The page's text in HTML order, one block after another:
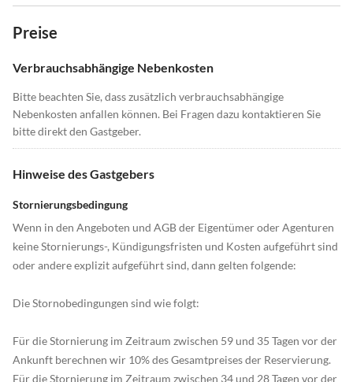
Preise
Verbrauchsabhängige Nebenkosten
Bitte beachten Sie, dass zusätzlich verbrauchsabhängige
Nebenkosten anfallen können. Bei Fragen dazu kontaktieren Sie
bitte direkt den Gastgeber.
Hinweise des Gastgebers
Stornierungsbedingung
Wenn in den Angeboten und AGB der Eigentümer oder Agenturen
keine Stornierungs-, Kündigungsfristen und Kosten aufgeführt sind
oder andere explizit aufgeführt sind, dann gelten folgende:
Die Stornobedingungen sind wie folgt:
Für die Stornierung im Zeitraum zwischen 59 und 35 Tagen vor der
Ankunft berechnen wir 10% des Gesamtpreises der Reservierung.
Für die Stornierung im Zeitraum zwischen 34 und 28 Tagen vor der